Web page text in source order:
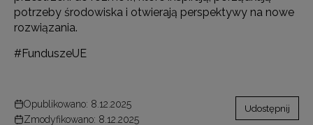
potrzeby środowiska i otwierają perspektywy na nowe
rozwiązania.
#FunduszeUE
Opublikowano: 8.12.2025
Zmodyfikowano: 8.12.2025
Udostępnij